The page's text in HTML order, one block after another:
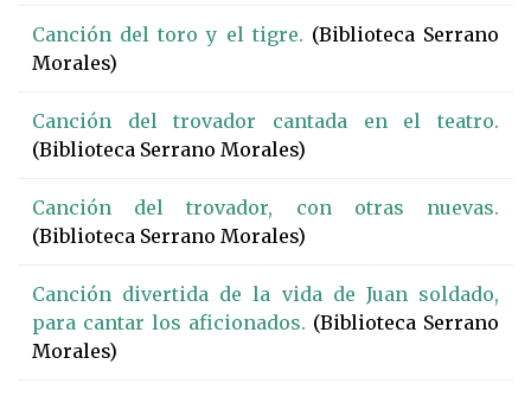
Canción del toro y el tigre. (Biblioteca Serrano
Morales)
Canción del trovador cantada en el teatro.
(Biblioteca Serrano Morales)
Canción del trovador, con otras nuevas.
(Biblioteca Serrano Morales)
Canción divertida de la vida de Juan soldado,
para cantar los aficionados. (Biblioteca Serrano
Morales)